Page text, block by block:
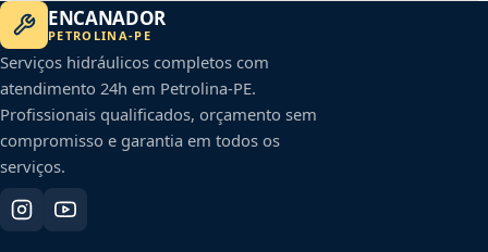
ENCANADOR
PETROLINA-PE
Serviços hidráulicos completos com
atendimento 24h em Petrolina-PE.
Profissionais qualificados, orçamento sem
compromisso e garantia em todos os
serviços.